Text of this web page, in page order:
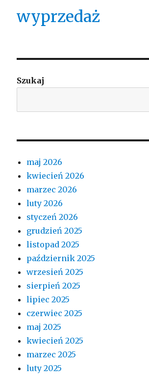
wyprzedaż
Szukaj
maj 2026
kwiecień 2026
marzec 2026
luty 2026
styczeń 2026
grudzień 2025
listopad 2025
październik 2025
wrzesień 2025
sierpień 2025
lipiec 2025
czerwiec 2025
maj 2025
kwiecień 2025
marzec 2025
luty 2025